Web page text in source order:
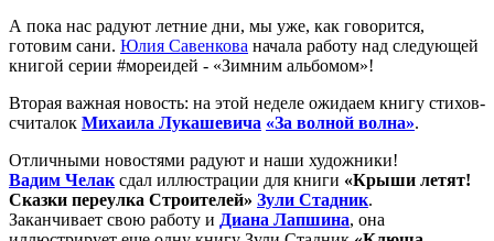
А пока нас радуют летние дни, мы уже, как говорится,
готовим сани. Юлия Савенкова начала работу над следующей
книгой серии #мореидей - «Зимним альбомом»!
Вторая важная новость: на этой неделе ожидаем книгу стихов-
считалок Михаила Лукашевича «За волной волна».
Отличными новостями радуют и наши художники!
Вадим Челак сдал иллюстрации для книги «Крыши летят!
Сказки переулка Строителей» Зули Стадник.
Заканчивает свою работу и Диана Лапшина, она